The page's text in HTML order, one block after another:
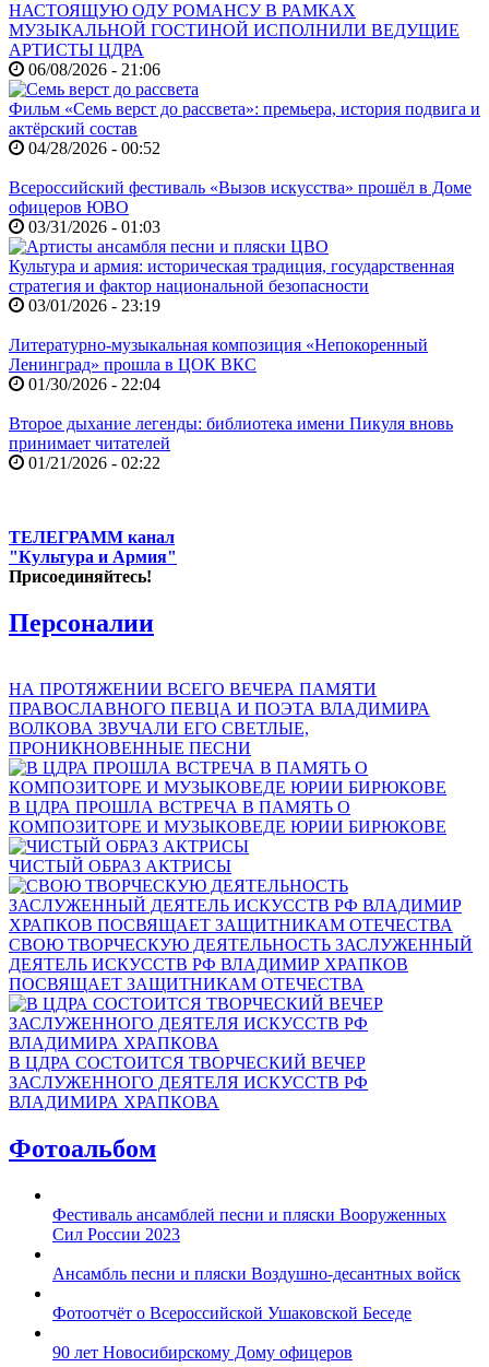
НАСТОЯЩУЮ ОДУ РОМАНСУ В РАМКАХ
МУЗЫКАЛЬНОЙ ГОСТИНОЙ ИСПОЛНИЛИ ВЕДУЩИЕ
АРТИСТЫ ЦДРА
06/08/2026 - 21:06
Фильм «Семь верст до рассвета»: премьера, история подвига и
актёрский состав
04/28/2026 - 00:52
Всероссийский фестиваль «Вызов искусства» прошёл в Доме
офицеров ЮВО
03/31/2026 - 01:03
Культура и армия: историческая традиция, государственная
стратегия и фактор национальной безопасности
03/01/2026 - 23:19
Литературно-музыкальная композиция «Непокоренный
Ленинград» прошла в ЦОК ВКС
01/30/2026 - 22:04
Второе дыхание легенды: библиотека имени Пикуля вновь
принимает читателей
01/21/2026 - 02:22
ТЕЛЕГРАММ канал
"Культура и Армия"
Присоединяйтесь!
Персоналии
НА ПРОТЯЖЕНИИ ВСЕГО ВЕЧЕРА ПАМЯТИ
ПРАВОСЛАВНОГО ПЕВЦА И ПОЭТА ВЛАДИМИРА
ВОЛКОВА ЗВУЧАЛИ ЕГО СВЕТЛЫЕ,
ПРОНИКНОВЕННЫЕ ПЕСНИ
В ЦДРА ПРОШЛА ВСТРЕЧА В ПАМЯТЬ О
КОМПОЗИТОРЕ И МУЗЫКОВЕДЕ ЮРИИ БИРЮКОВЕ
ЧИСТЫЙ ОБРАЗ АКТРИСЫ
СВОЮ ТВОРЧЕСКУЮ ДЕЯТЕЛЬНОСТЬ ЗАСЛУЖЕННЫЙ
ДЕЯТЕЛЬ ИСКУССТВ РФ ВЛАДИМИР ХРАПКОВ
ПОСВЯЩАЕТ ЗАЩИТНИКАМ ОТЕЧЕСТВА
В ЦДРА СОСТОИТСЯ ТВОРЧЕСКИЙ ВЕЧЕР
ЗАСЛУЖЕННОГО ДЕЯТЕЛЯ ИСКУССТВ РФ
ВЛАДИМИРА ХРАПКОВА
Фотоальбом
Фестиваль ансамблей песни и пляски Вооруженных
Сил России 2023
Ансамбль песни и пляски Воздушно-десантных войск
Фотоотчёт о Всероссийской Ушаковской Беседе
90 лет Новосибирскому Дому офицеров